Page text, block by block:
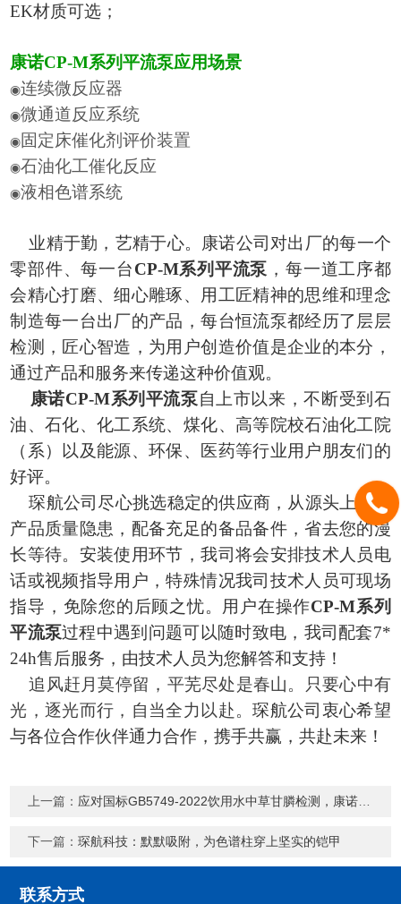
EK材质可选；
康诺CP-M系列平流泵应用场景
◉连续微反应器
◉微通道反应系统
◉固定床催化剂评价装置
◉石油化工催化反应
◉液相色谱系统
业精于勤，艺精于心。康诺公司对出厂的每一个
零部件、每一台CP-M系列平流泵 ，每一道工序都
会精心打磨、细心雕琢、用工匠精神的思维和理念
制造每一台出厂的产品，每台恒流泵都经历了层层
检测，匠心智造， 为用户创造价值是企业的本分，
通过产品和服务来传递这种价值观。
康诺CP-M系列平流泵自上市以来，不断受到石
油、石化、化工系统、煤化、高等院校石油化工院
（系）以及能源、环保、医药等行业用户朋友们的
好评。
琛航公司尽心挑选稳定的供应商，从源头上杜绝
产品质量隐患，配备充足的备品备件，省去您的漫
长等待。安装使用环节，我司将会安排技术人员电
话或视频指导用户，特殊情况我司技术人员可现场
指导，免除您的后顾之忧。 用户在操作CP-M系列
平流泵过程中遇到问题可以随时致电，我司配套7*
24h售后服务，由技术人员为您解答和支持！
追风赶月莫停留 ， 平芜尽处是春山。只要心中有
光，逐光而行，自当全力以赴。琛航公司衷心希望
与各位合作伙伴通力合作，携手共赢，共赴未来 ！
上一篇： 应对国标GB5749-2022饮用水中草甘膦检测，康诺6000PCR柱后衍生全力以赴
下一篇：琛航科技：默默吸附，为色谱柱穿上坚实的铠甲
联系方式